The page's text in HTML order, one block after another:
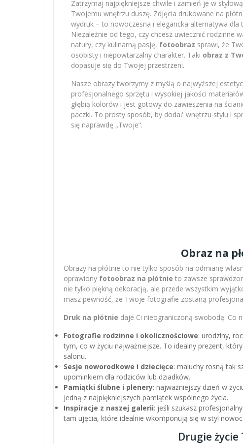
Zatrzymaj najpiękniejsze chwile i zamień je w
Twojemu wnętrzu duszę. Zdjęcia drukowane na
wydruk – to nowoczesna i elegancka alternatywa dla
Niezależnie od tego, czy chcesz uwiecznić rodzinne
natury, czy kulinarną pasję, fotoobraz sprawi, że
osobisty i niepowtarzalny charakter. Taki obraz z
dopasuje się do Twojej przestrzeni.
Nasze obrazy tworzymy z myślą o najwyższej
profesjonalnego sprzętu i wysokiej jakości
głębią kolorów i jest gotowy do zawieszenia na
paczki. To prosty sposób, by dodać wnętrzu stylu i
się naprawdę „Twoje”.
Obraz na
Obrazy na płótnie to nie tylko sposób na odmianę
oprawiony fotoobraz na płótnie to zawsze
nie tylko piękną dekoracją, ale przede wszystkim
masz pewność, że Twoje fotografie zostaną
Druk na płótnie daje Ci nieograniczoną swobodę. Co
Fotografie rodzinne i okolicznościowe: urodziny,
tym, co w życiu najważniejsze. To idealny prezent,
salonu.
Sesje noworodkowe i dziecięce: maluchy rosną tak
upominkiem dla rodziców lub dziadków.
Pamiątki ślubne i plenery: najważniejszy dzień w
jedną z najpiękniejszych pamiątek wspólnego życia.
Inspiracje z naszej galerii: jeśli szukasz
tam ujęcia, które idealnie wkomponują się w styl
Drugie życie